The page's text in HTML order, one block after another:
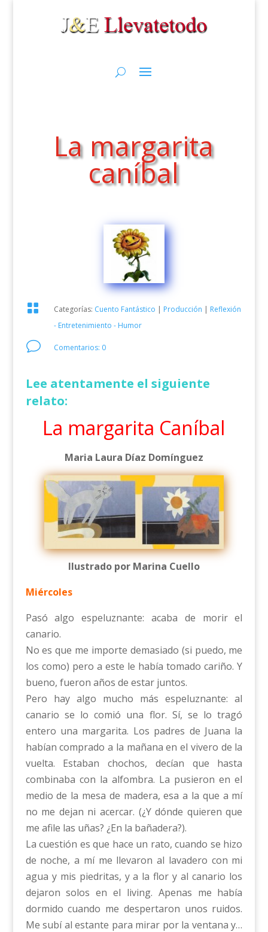
La margarita
caníbal
 Categorías: Cuento Fantástico | Producción | Reflexión
- Entretenimiento - Humor
v Comentarios: 0
Lee atentamente el siguiente
relato:
La margarita Caníbal
Maria Laura Díaz Domínguez
Ilustrado por Marina Cuello
Miércoles
Pasó algo espeluznante: acaba de morir el
canario.
No es que me importe demasiado (si puedo, me
los como) pero a este le había tomado cariño. Y
bueno, fueron años de estar juntos.
Pero hay algo mucho más espeluznante: al
canario se lo comió una flor. Sí, se lo tragó
entero una margarita. Los padres de Juana la
habían comprado a la mañana en el vivero de la
vuelta. Estaban chochos, decían que hasta
combinaba con la alfombra. La pusieron en el
medio de la mesa de madera, esa a la que a mí
no me dejan ni acercar. (¿Y dónde quieren que
me afile las uñas? ¿En la bañadera?).
La cuestión es que hace un rato, cuando se hizo
de noche, a mí me llevaron al lavadero con mi
agua y mis piedritas, y a la flor y al canario los
dejaron solos en el living. Apenas me había
dormido cuando me despertaron unos ruidos.
Me subí al estante para mirar por la ventana y…